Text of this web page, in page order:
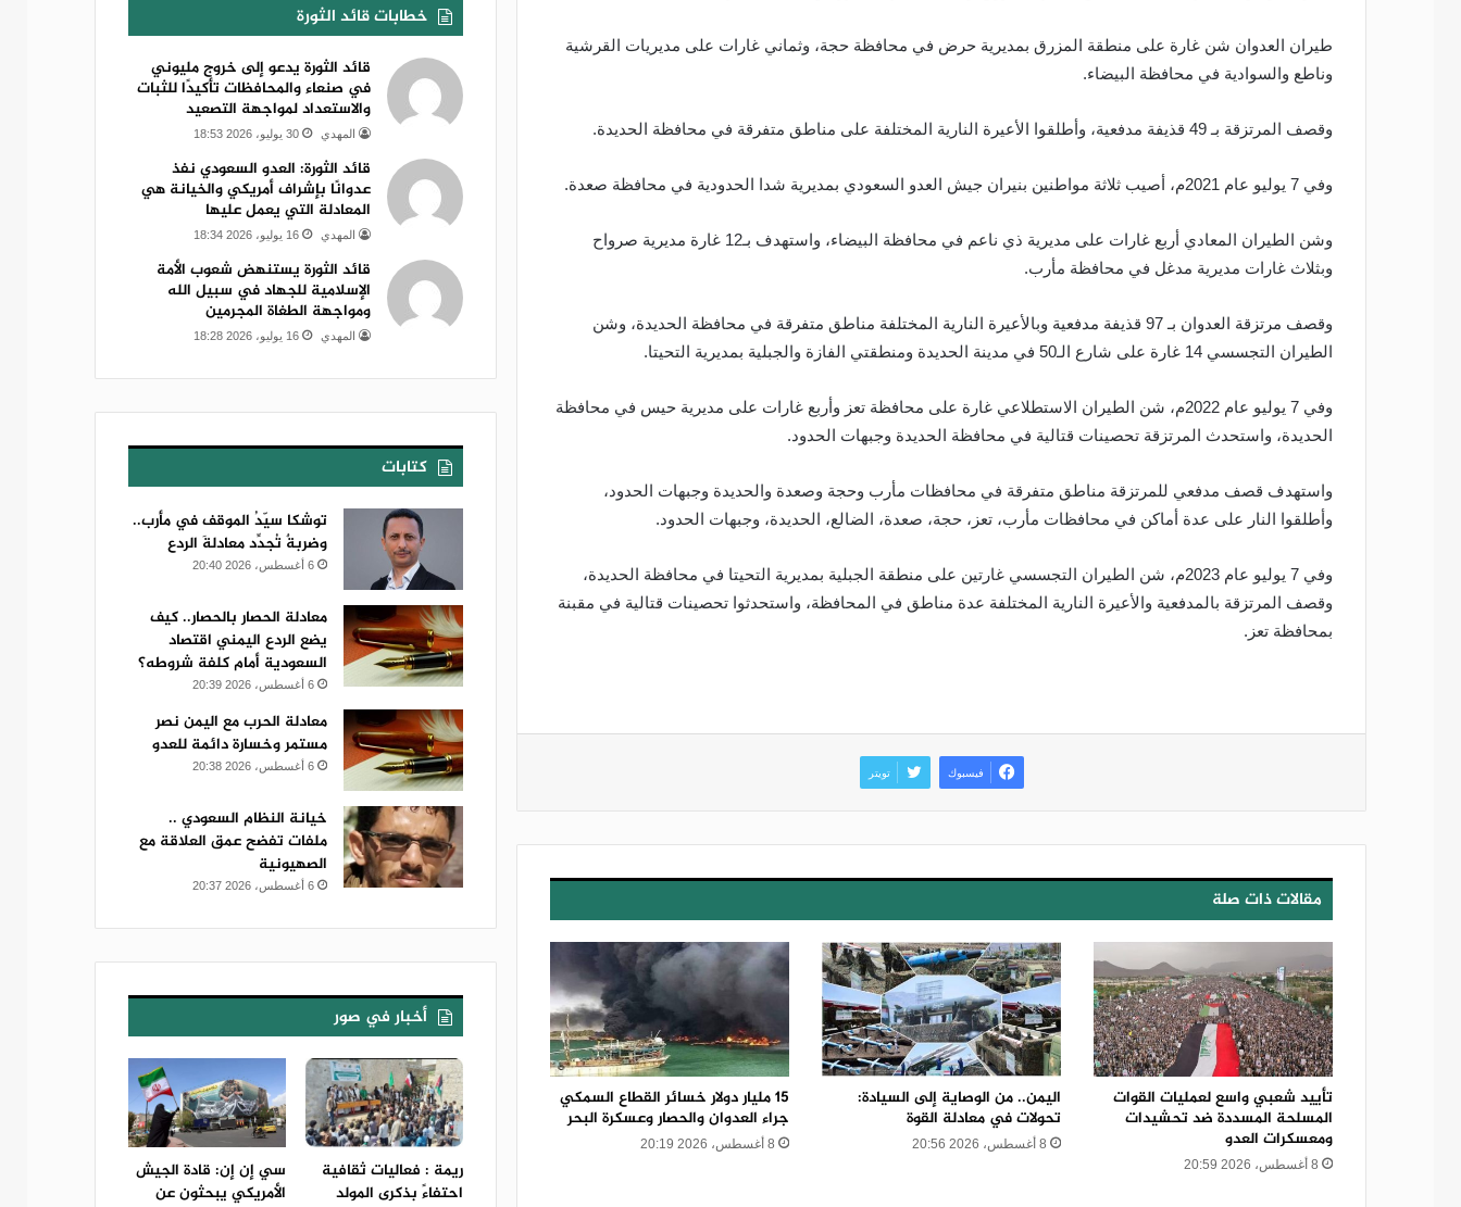
طيران العدوان شن غارة على منطقة المزرق بمديرية حرض في محافظة حجة، وثماني غارات على مديريات القرشية
وناطع والسوادية في محافظة البيضاء.
وقصف المرتزقة بـ 49 قذيفة مدفعية، وأطلقوا الأعيرة النارية المختلفة على مناطق متفرقة في محافظة الحديدة.
وفي 7 يوليو عام 2021م، أصيب ثلاثة مواطنين بنيران جيش العدو السعودي بمديرية شدا الحدودية في محافظة صعدة.
وشن الطيران المعادي أربع غارات على مديرية ذي ناعم في محافظة البيضاء، واستهدف بـ12 غارة مديرية صرواح
وبثلاث غارات مديرية مدغل في محافظة مأرب.
وقصف مرتزقة العدوان بـ 97 قذيفة مدفعية وبالأعيرة النارية المختلفة مناطق متفرقة في محافظة الحديدة، وشن
الطيران التجسسي 14 غارة على شارع الـ50 في مدينة الحديدة ومنطقتي الفازة والجبلية بمديرية التحيتا.
وفي 7 يوليو عام 2022م، شن الطيران الاستطلاعي غارة على محافظة تعز وأربع غارات على مديرية حيس في محافظة
الحديدة، واستحدث المرتزقة تحصينات قتالية في محافظة الحديدة وجبهات الحدود.
واستهدف قصف مدفعي للمرتزقة مناطق متفرقة في محافظات مأرب وحجة وصعدة والحديدة وجبهات الحدود،
وأطلقوا النار على عدة أماكن في محافظات مأرب، تعز، حجة، صعدة، الضالع، الحديدة، وجبهات الحدود.
وفي 7 يوليو عام 2023م، شن الطيران التجسسي غارتين على منطقة الجبلية بمديرية التحيتا في محافظة الحديدة،
وقصف المرتزقة بالمدفعية والأعيرة النارية المختلفة عدة مناطق في المحافظة، واستحدثوا تحصينات قتالية في مقبنة
بمحافظة تعز.
فيسبوك تويتر
مقالات ذات صلة
تأييد شعبي واسع لعمليات القوات
المسلحة المسددة ضد تحشيدات
ومعسكرات العدو
8 أغسطس، 2026 20:59
اليمن.. من الوصاية إلى السيادة:
تحولات في معادلة القوة
8 أغسطس، 2026 20:56
15 مليار دولار خسائر القطاع السمكي
جراء العدوان والحصار وعسكرة البحر
8 أغسطس، 2026 20:19
خطابات قائد الثورة
قائد الثورة يدعو إلى خروج مليوني
في صنعاء والمحافظات تأكيدًا للثبات
والاستعداد لمواجهة التصعيد
المهدي 30 يوليو، 2026 18:53
قائد الثورة: العدو السعودي نفذ
عدوانًا بإشراف أمريكي والخيانة هي
المعادلة التي يعمل عليها
المهدي 16 يوليو، 2026 18:34
قائد الثورة يستنهض شعوب الأمة
الإسلامية للجهاد في سبيل الله
ومواجهة الطغاة المجرمين
المهدي 16 يوليو، 2026 18:28
كتابات
توشكا سيّدُ الموقف في مأرب..
وضربةٌ تُجدِّد معادلةَ الردع
6 أغسطس، 2026 20:40
معادلة الحصار بالحصار.. كيف
يضع الردع اليمني اقتصاد
السعودية أمام كلفة شروطه؟
6 أغسطس، 2026 20:39
معادلة الحرب مع اليمن نصر
مستمر وخسارة دائمة للعدو
6 أغسطس، 2026 20:38
خيانة النظام السعودي ..
ملفات تفضح عمق العلاقة مع
الصهيونية
6 أغسطس، 2026 20:37
أخبار في صور
ريمة : فعاليات ثقافية
احتفاءً بذكرى المولد
سي إن إن: قادة الجيش
الأمريكي يبحثون عن